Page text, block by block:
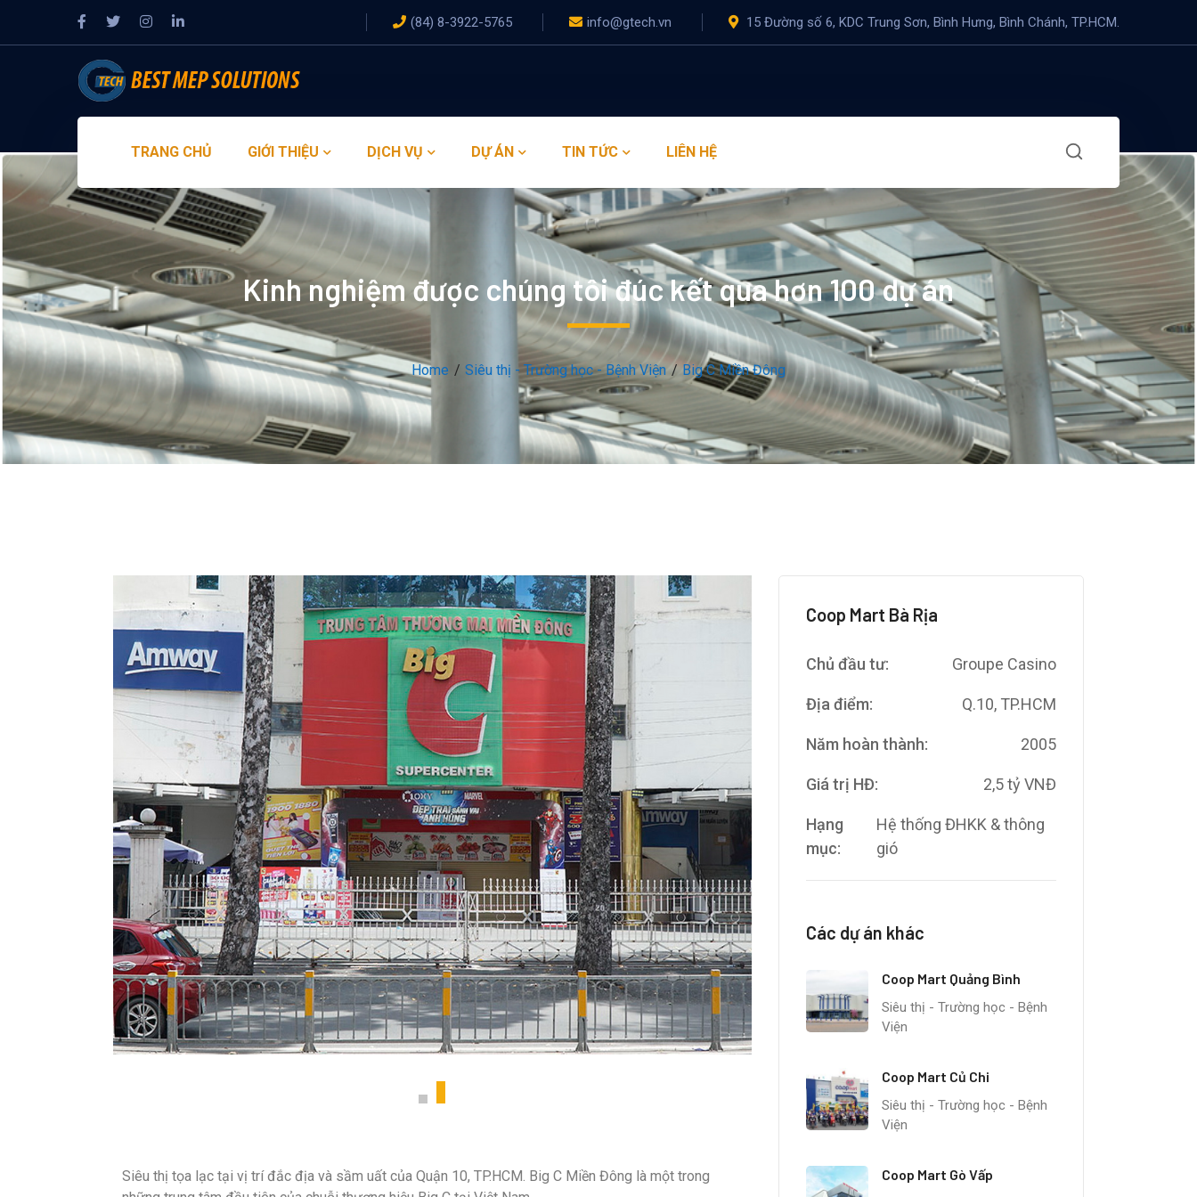
(84) 8-3922-5765 info@gtech.vn 15 Đường số 6, KDC Trung Sơn, Bình Hưng, Bình Chánh, TP.HCM.
TRANG CHỦ GIỚI THIỆU DỊCH VỤ DỰ ÁN TIN TỨC LIÊN HỆ
Kinh nghiệm được chúng tôi đúc kết qua hơn 100 dự án
Home Siêu thị - Trường học - Bệnh Viện Big C Miền Đông
Siêu thị tọa lạc tại vị trí đắc địa và sầm uất của Quận 10, TP.HCM. Big C Miền Đông là một trong
Coop Mart Bà Rịa
Chủ đầu tư: Groupe Casino
Địa điểm: Q.10, TP.HCM
Năm hoàn thành: 2005
Giá trị HĐ: 2,5 tỷ VNĐ
Hạng
mục:
Hệ thống ĐHKK & thông
gió
Các dự án khác
Coop Mart Quảng Bình
Siêu thị - Trường học - Bệnh
Viện
Coop Mart Củ Chi
Siêu thị - Trường học - Bệnh
Viện
Coop Mart Gò Vấp